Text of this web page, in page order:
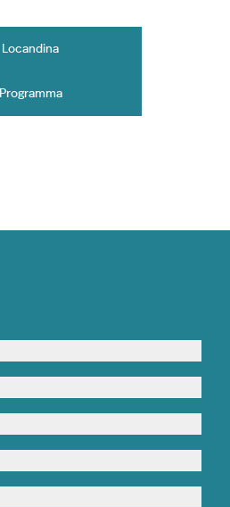
Locandina
Programma